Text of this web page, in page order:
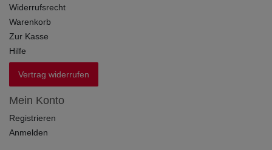
Widerrufsrecht
Warenkorb
Zur Kasse
Hilfe
Vertrag widerrufen
Mein Konto
Registrieren
Anmelden